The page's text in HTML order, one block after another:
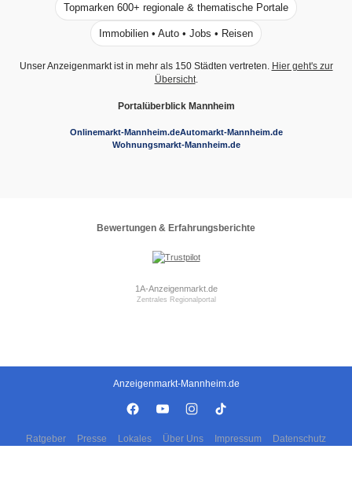
Topmarken 600+ regionale & thematische Portale
Immobilien • Auto • Jobs • Reisen
Unser Anzeigenmarkt ist in mehr als 150 Städten vertreten. Hier geht's zur
Übersicht.
Portalüberblick Mannheim
Onlinemarkt-Mannheim.deAutomarkt-Mannheim.de
Wohnungsmarkt-Mannheim.de
Bewertungen & Erfahrungsberichte
1A-Anzeigenmarkt.de
Zentrales Regionalportal
Anzeigenmarkt-Mannheim.de
Ratgeber Presse Lokales Über Uns Impressum Datenschutz